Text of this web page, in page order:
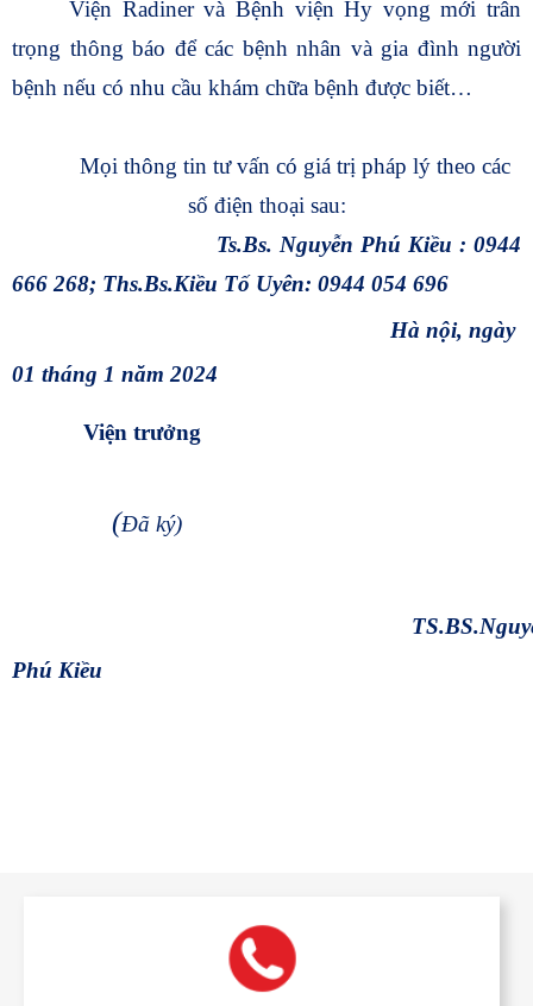
Viện Radiner và Bệnh viện Hy vọng mới trân
trọng thông báo để các bệnh nhân và gia đình người
bệnh nếu có nhu cầu khám chữa bệnh được biết…
Mọi thông tin tư vấn có giá trị pháp lý theo các
số điện thoại sau:
Ts.Bs. Nguyễn Phú Kiều : 0944
666 268; Ths.Bs.Kiều Tố Uyên: 0944 054 696
Hà nội, ngày
01 tháng 1 năm 2024
Viện trưởng
(Đã ký)
Phú Kiều